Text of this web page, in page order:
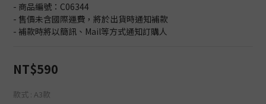
- 商品編號：C06344
- 售價未含國際運費，將於出貨時通知補款
- 補款時將以簡訊、Mail等方式通知訂購人
NT$590
款式 : A3款